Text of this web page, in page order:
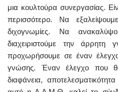
μια κουλτούρα συνεργασίας.
περισσότερο. Να
διχογνωμίες. Να
διαχειριστούμε την
προχωρήσουμε σε έναν έλεγχο
γνώσης. Έναν έλεγχο που θα
διαφάνεια,